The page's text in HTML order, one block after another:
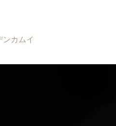
ンカムイ